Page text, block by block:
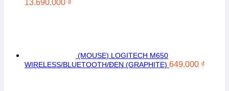
13.690.000 ₫
(MOUSE) LOGITECH M650
WIRELESS/BLUETOOTH/ĐEN (GRAPHITE) 649.000 ₫